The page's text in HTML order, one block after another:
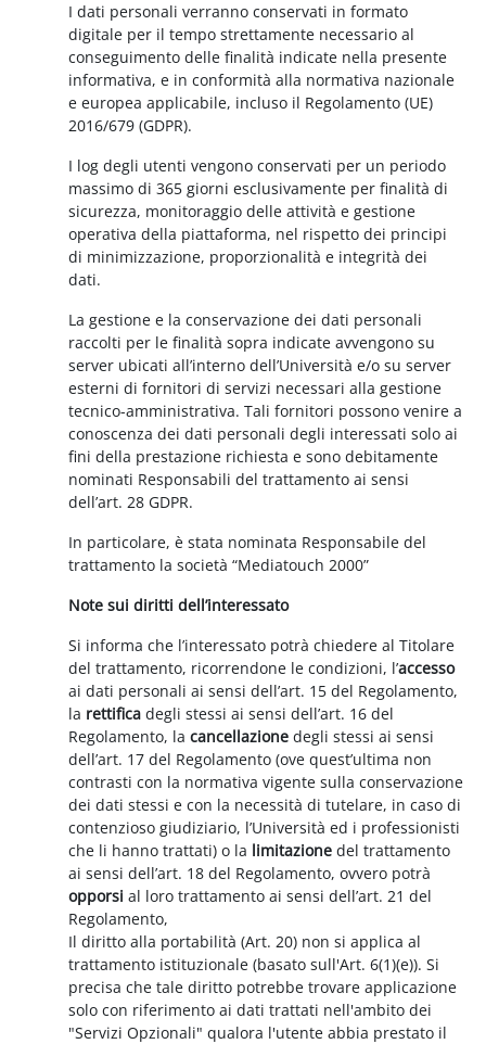
I dati personali verranno conservati in formato
digitale per il tempo strettamente necessario al
conseguimento delle finalità indicate nella presente
informativa, e in conformità alla normativa nazionale
e europea applicabile, incluso il Regolamento (UE)
2016/679 (GDPR).
I log degli utenti vengono conservati per un periodo
massimo di 365 giorni esclusivamente per finalità di
sicurezza, monitoraggio delle attività e gestione
operativa della piattaforma, nel rispetto dei principi
di minimizzazione, proporzionalità e integrità dei
dati.
La gestione e la conservazione dei dati personali
raccolti per le finalità sopra indicate avvengono su
server ubicati all’interno dell’Università e/o su server
esterni di fornitori di servizi necessari alla gestione
tecnico-amministrativa. Tali fornitori possono venire a
conoscenza dei dati personali degli interessati solo ai
fini della prestazione richiesta e sono debitamente
nominati Responsabili del trattamento ai sensi
dell’art. 28 GDPR.
In particolare, è stata nominata Responsabile del
trattamento la società “Mediatouch 2000”
Note sui diritti dell’interessato
Si informa che l’interessato potrà chiedere al Titolare
del trattamento, ricorrendone le condizioni, l’accesso
ai dati personali ai sensi dell’art. 15 del Regolamento,
la rettificadegli stessi ai sensi dell’art. 16 del
Regolamento, lacancellazione degli stessi ai sensi
dell’art. 17 del Regolamento (ove quest’ultima non
contrasti con la normativa vigente sulla conservazione
dei dati stessi e con la necessità di tutelare, in caso di
contenzioso giudiziario, l’Università ed i professionisti
che li hanno trattati) o la limitazione del trattamento
ai sensi dell’art. 18 del Regolamento, ovvero potrà
opporsi al loro trattamento ai sensi dell’art. 21 del
Regolamento,
Il diritto alla portabilità (Art. 20) non si applica al
trattamento istituzionale (basato sull'Art. 6(1)(e)). Si
precisa che tale diritto potrebbe trovare applicazione
solo con riferimento ai dati trattati nell'ambito dei
"Servizi Opzionali" qualora l'utente abbia prestato il